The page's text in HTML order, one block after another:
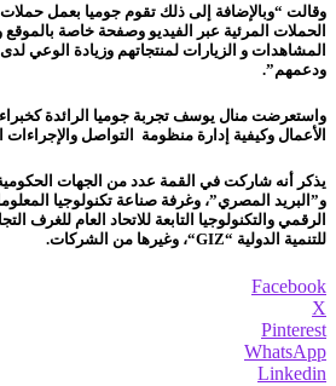
وقالت “وبالإضافة إلى ذلك تقوم جوميا بعمل
الحملات المرئية عبر الفيديو وصفحة خاصة بالموقع
المشاهدات و الزيارات لمنتجاتهم وزيادة الوعي
ودعمهم”.
واستعرضت منال يوسف تجربة جوميا الرائدة
الأعمال وكيفية إدارة منظومة التواصل والإجراءات
يذكر أنه شاركت في القمة عدد من الجهات الحكومية
و”البريد المصري”، وغرفة صناعة تكنولوجيا
الرقمي والتكنولوجيا التابعة للاتحاد العام للغرف
للتنمية الدولية “GIZ“، وغيرها من الشركات.
Facebook
X
Pinterest
WhatsApp
Linkedin